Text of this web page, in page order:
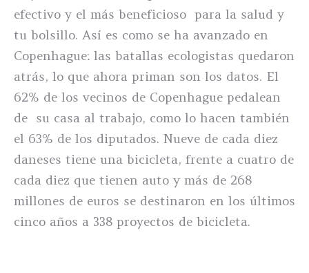
efectivo y el más beneficioso para la salud y
tu bolsillo. Así es como se ha avanzado en
Copenhague: las batallas ecologistas quedaron
atrás, lo que ahora priman son los datos. El
62% de los vecinos de Copenhague pedalean
de su casa al trabajo, como lo hacen también
el 63% de los diputados. Nueve de cada diez
daneses tiene una bicicleta, frente a cuatro de
cada diez que tienen auto y más de 268
millones de euros se destinaron en los últimos
cinco años a 338 proyectos de bicicleta.